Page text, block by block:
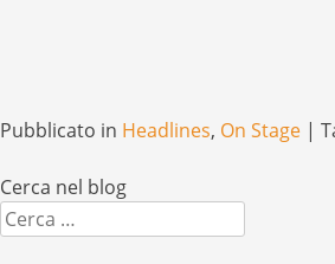
Pubblicato in Headlines, On Stage |
Cerca nel blog
Cerca